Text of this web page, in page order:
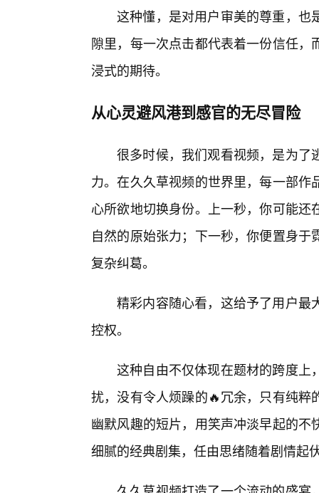
这种懂，是对用户审美的尊重，也
隙里，每一次点击都代表着一份信任
浸式的期待。
从心灵避风港到感官的无尽冒险
很多时候，我们观看视频，是为了
力。在久久草视频的世界里，每一部
心所欲地切换身份。上一秒，你可能
自然的原始张力；下一秒，你便置身
复杂纠葛。
精彩内容随心看，这给予了用户
控权。
这种自由不仅体现在题材的跨度上
扰，没有令人烦躁的🔥冗余，只有纯
幽默风趣的短片，用笑声冲淡早起的
细腻的经典剧集，任由思绪随着剧情起